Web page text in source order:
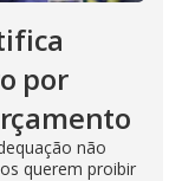
por
não
querem proibir